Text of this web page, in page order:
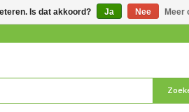
Is dat akkoord? Ja Nee Meer